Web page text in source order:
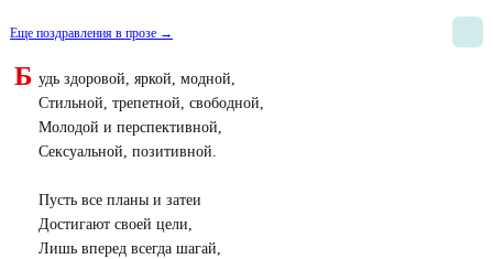
Еще поздравления в прозе →
Б удь здоровой, яркой, модной,
Стильной, трепетной, свободной,
Молодой и перспективной,
Сексуальной, позитивной.
Пусть все планы и затеи
Достигают своей цели,
Лишь вперед всегда шагай,